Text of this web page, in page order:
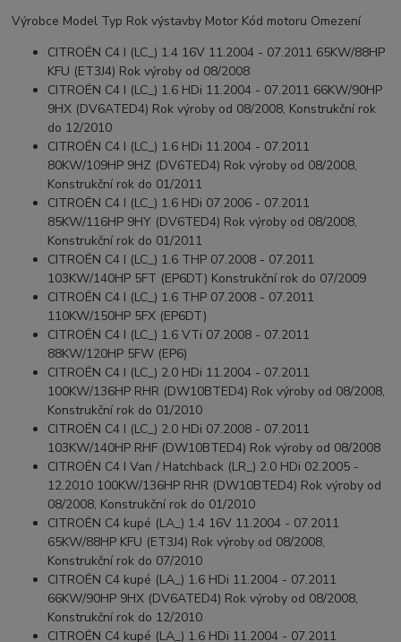
Výrobce Model Typ Rok výstavby Motor Kód motoru Omezení
CITROËN C4 I (LC_) 1.4 16V 11.2004 - 07.2011 65KW/88HP
KFU (ET3J4) Rok výroby od 08/2008
CITROËN C4 I (LC_) 1.6 HDi 11.2004 - 07.2011 66KW/90HP
9HX (DV6ATED4) Rok výroby od 08/2008, Konstrukční rok
do 12/2010
CITROËN C4 I (LC_) 1.6 HDi 11.2004 - 07.2011
80KW/109HP 9HZ (DV6TED4) Rok výroby od 08/2008,
Konstrukční rok do 01/2011
CITROËN C4 I (LC_) 1.6 HDi 07.2006 - 07.2011
85KW/116HP 9HY (DV6TED4) Rok výroby od 08/2008,
Konstrukční rok do 01/2011
CITROËN C4 I (LC_) 1.6 THP 07.2008 - 07.2011
103KW/140HP 5FT (EP6DT) Konstrukční rok do 07/2009
CITROËN C4 I (LC_) 1.6 THP 07.2008 - 07.2011
110KW/150HP 5FX (EP6DT)
CITROËN C4 I (LC_) 1.6 VTi 07.2008 - 07.2011
88KW/120HP 5FW (EP6)
CITROËN C4 I (LC_) 2.0 HDi 11.2004 - 07.2011
100KW/136HP RHR (DW10BTED4) Rok výroby od 08/2008,
Konstrukční rok do 01/2010
CITROËN C4 I (LC_) 2.0 HDi 07.2008 - 07.2011
103KW/140HP RHF (DW10BTED4) Rok výroby od 08/2008
CITROËN C4 I Van / Hatchback (LR_) 2.0 HDi 02.2005 -
12.2010 100KW/136HP RHR (DW10BTED4) Rok výroby od
08/2008, Konstrukční rok do 01/2010
CITROËN C4 kupé (LA_) 1.4 16V 11.2004 - 07.2011
65KW/88HP KFU (ET3J4) Rok výroby od 08/2008,
Konstrukční rok do 07/2010
CITROËN C4 kupé (LA_) 1.6 HDi 11.2004 - 07.2011
66KW/90HP 9HX (DV6ATED4) Rok výroby od 08/2008,
Konstrukční rok do 12/2010
CITROËN C4 kupé (LA_) 1.6 HDi 11.2004 - 07.2011